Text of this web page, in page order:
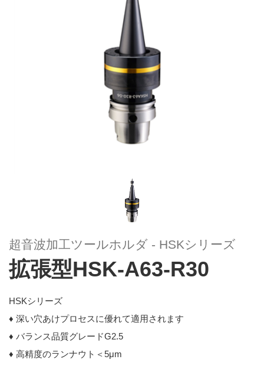
超音波加工ツールホルダ - HSKシリーズ
拡張型HSK-A63-R30
HSKシリーズ
♦ 深い穴あけプロセスに優れて適用されます
♦ バランス品質グレードG2.5
♦ 高精度のランナウト＜5μm